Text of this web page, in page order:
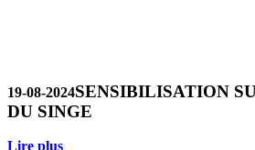
19-08-2024SENSIBILISATION
DU SINGE
Lire plus